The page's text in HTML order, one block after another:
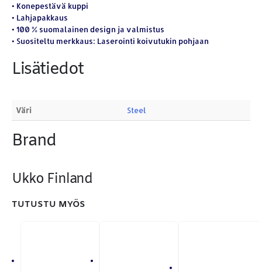
• Konepestävä kuppi
• Lahjapakkaus
• 100 % suomalainen design ja valmistus
• Suositeltu merkkaus: Laserointi koivutukin pohjaan
Lisätiedot
Väri Steel
Brand
Ukko Finland
TUTUSTU MYÖS
YHTEYSTIEDOT
Osoite: Hikivuorenkatu 14 C 20, 33710 Tampere
Sähköposti: royal.yrityslahjat@gmail.com
Products
search
MAKSUTAPAMME: